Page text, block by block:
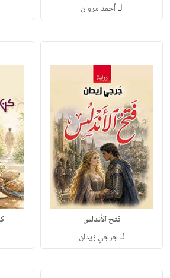
لـأحمد مروان
فتح الأندلس
لـجرجي زيدان